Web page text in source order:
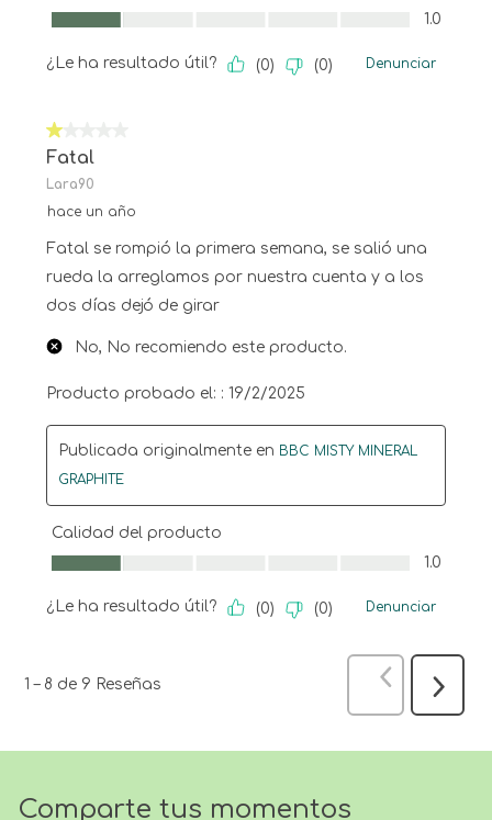
Comparte tus momentos
Calidad del producto, 1.0 de 5
1.0
¿Le ha resultado útil? (0) (0) Denunciar
1 de 5 estrellas.
Fatal
Lara90
hace un año
Fatal se rompió la primera semana, se salió una
rueda la arreglamos por nuestra cuenta y a los
dos días dejó de girar
No, No recomiendo este producto.
Producto probado el: : 19/2/2025
Publicada originalmente en BBC MISTY MINERAL
GRAPHITE
Calidad del producto
Calidad del producto, 1.0 de 5
1.0
¿Le ha resultado útil? (0) (0) Denunciar
1 – 8 de 9 Reseñas Anterior
Reseñas